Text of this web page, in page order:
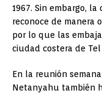
1967. Sin embargo,
reconoce de manera
por lo que las
ciudad costera de Tel
En la reunión
Netanyahu también